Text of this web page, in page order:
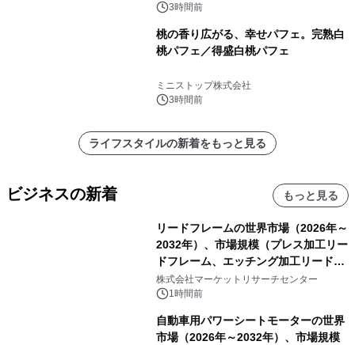
3時間前
桃の香り広がる、幸せパフェ。完熟白
桃パフェ／得盛白桃パフェ
ミニストップ株式会社
3時間前
ライフスタイルの新着をもっと見る
ビジネスの新着 もっと見る
リードフレームの世界市場（2026年～
2032年）、市場規模（プレス加工リー
ドフレーム、エッチング加工リードフ
レーム）・分析レポートを発表
株式会社マーケットリサーチセンター
1時間前
自動車用パワーシートモーターの世界
市場（2026年～2032年）、市場規模